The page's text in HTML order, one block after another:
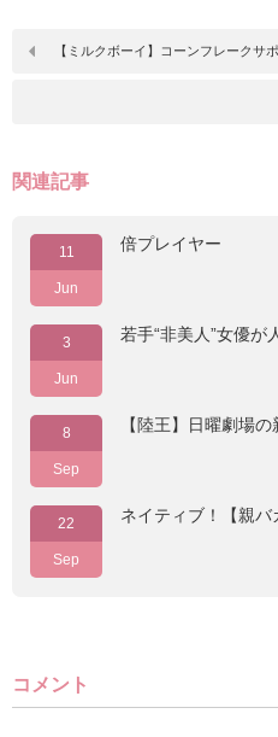
【ミルクボーイ】コーンフレークサ
関連記事
11
Jun
倍プレイヤー
3
Jun
若手“非美人”女優が
8
Sep
【陸王】日曜劇場
22
Sep
ネイティブ！【親バ
コメント